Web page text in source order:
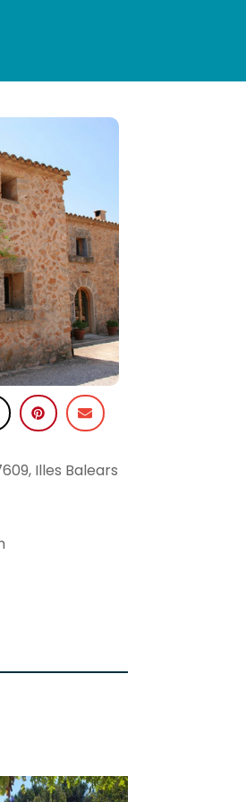
Illes Balears